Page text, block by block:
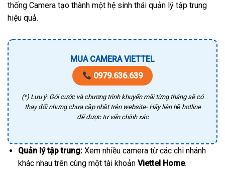
thống Camera tạo thành một hệ sinh thái quản lý tập trung
hiệu quả.
MUA CAMERA VIETTEL
0979.636.639
(*) Lưu ý: Gói cước và chương trình khuyến mãi từng tháng sẽ có
thay đổi nhưng chưa cập nhật trên website- Hãy liên hệ hotline
để được tư vấn chính xác
Quản lý tập trung:Xem nhiều camera từ các chi nhánh
khác nhau trên cùng một tài khoản Viettel Home.